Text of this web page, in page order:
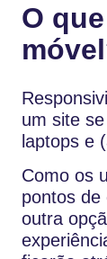
O
um site
laptops e
Como os
pontos de
outra